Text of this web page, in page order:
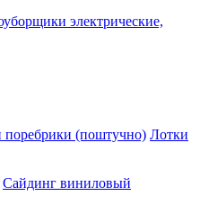
электрические,
(поштучно) Лотки
Сайдинг виниловый